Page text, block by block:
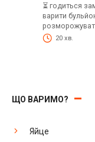
⏳ годиться
варити
20 хв.
ЩО ВАРИМО?
Яйце